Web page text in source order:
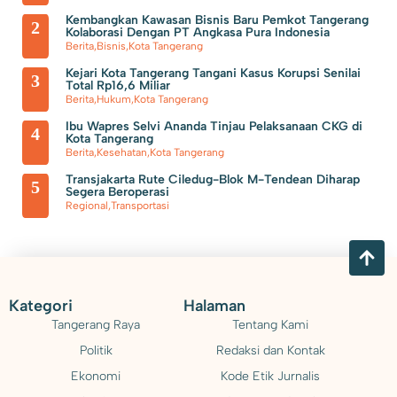
Pemkab Tangerang Berencana Buka TPS3R di Tigaraksa
2
Kembangkan Kawasan Bisnis Baru Pemkot Tangerang
Kolaborasi Dengan PT Angkasa Pura Indonesia
Berita,Bisnis,Kota Tangerang
3
Kejari Kota Tangerang Tangani Kasus Korupsi Senilai
Total Rp16,6 Miliar
Berita,Hukum,Kota Tangerang
4
Ibu Wapres Selvi Ananda Tinjau Pelaksanaan CKG di
Kota Tangerang
Berita,Kesehatan,Kota Tangerang
5
Transjakarta Rute Ciledug-Blok M-Tendean Diharap
Segera Beroperasi
Regional,Transportasi
Kategori
Tangerang Raya
Politik
Ekonomi
Halaman
Tentang Kami
Redaksi dan Kontak
Kode Etik Jurnalis